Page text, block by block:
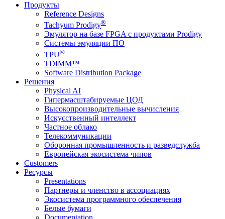
Продукты
Reference Designs
Tachyum Prodigy®
Эмулятор на базе FPGA с продуктами Prodigy
Системы эмуляции ПО
TPU®
TDIMM™
Software Distribution Package
Решения
Physical AI
Гипермасштабируемые ЦОД
Высокопроизводительные вычисления
Искусственный интеллект
Частное облако
Телекоммуникации
Оборонная промышленность и разведслужба
Европейская экосистема чипов
Customers
Ресурсы
Presentations
Партнеры и членство в ассоциациях
Экосистема программного обеспечения
Белые бумаги
Documentation